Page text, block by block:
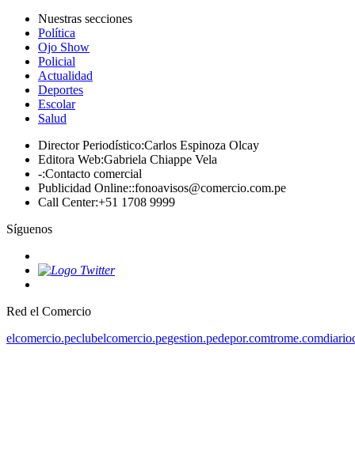
Nuestras secciones
Política
Ojo Show
Policial
Actualidad
Deportes
Escolar
Salud
Director Periodístico:Carlos Espinoza Olcay
Editora Web:Gabriela Chiappe Vela
-:Contacto comercial
Publicidad Online::fonoavisos@comercio.com.pe
Call Center:+51 1708 9999
Síguenos
Red el Comercio
elcomercio.peclubelcomercio.pegestion.pedepor.comtrome.com